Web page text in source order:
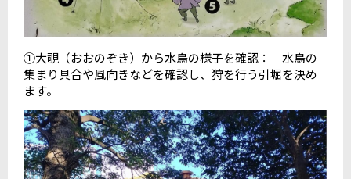
①大覗（おおのぞき）から水鳥の様子を確認： 水鳥の
集まり具合や風向きなどを確認し、狩を行う引堀を決め
ます。